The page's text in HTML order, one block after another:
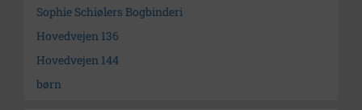
Sophie Schiølers Bogbinderi
Hovedvejen 136
Hovedvejen 144
børn